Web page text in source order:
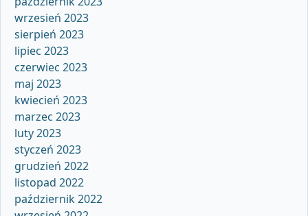
wrzesień 2023
sierpień 2023
lipiec 2023
czerwiec 2023
maj 2023
kwiecień 2023
marzec 2023
luty 2023
styczeń 2023
grudzień 2022
listopad 2022
październik 2022